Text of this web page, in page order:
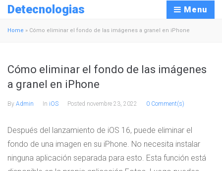
Detecnologias Menu
Home » Cómo eliminar el fondo de las imágenes a granel en iPhone
Cómo eliminar el fondo de las imágenes
a granel en iPhone
By Admin In iOS Posted novembre 23, 2022 0 Comment(s)
Después del lanzamiento de iOS 16, puede eliminar el
fondo de una imagen en su iPhone. No necesita instalar
ninguna aplicación separada para esto. Esta función está